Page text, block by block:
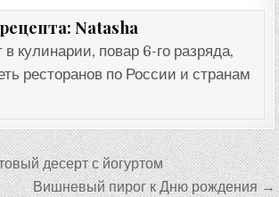
Natasha
в кулинарии, повар 6-го разряда,
ресторанов по России и странам
десерт с йогуртом
Вишневый пирог к Дню рождения →